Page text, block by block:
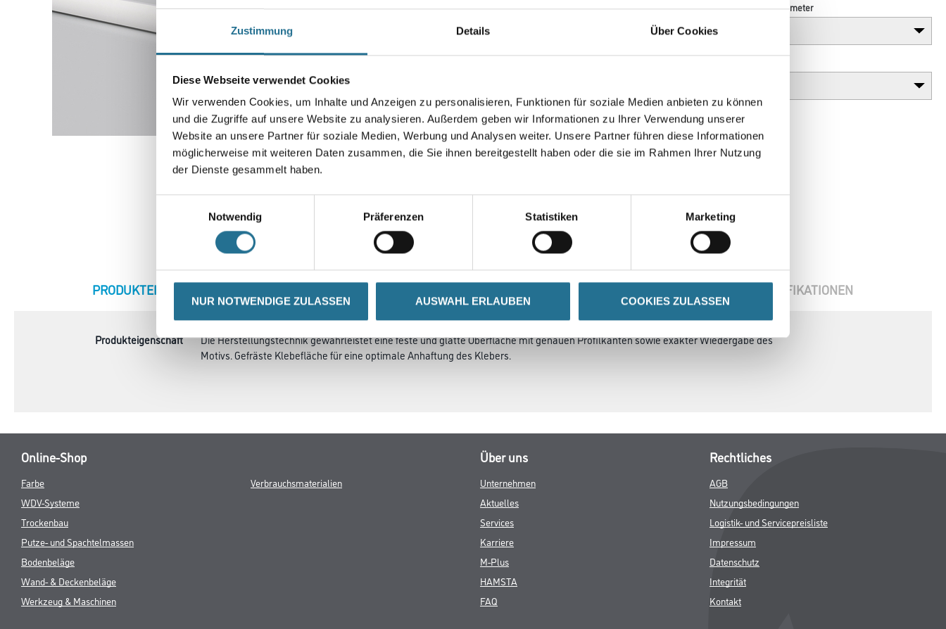
Zustimmung Details Über Cookies
Diese Webseite verwendet Cookies
Wir verwenden Cookies, um Inhalte und Anzeigen zu personalisieren, Funktionen für soziale Medien anbieten zu können
und die Zugriffe auf unsere Website zu analysieren. Außerdem geben wir Informationen zu Ihrer Verwendung unserer
Website an unsere Partner für soziale Medien, Werbung und Analysen weiter. Unsere Partner führen diese Informationen
möglicherweise mit weiteren Daten zusammen, die Sie ihnen bereitgestellt haben oder die sie im Rahmen Ihrer Nutzung
der Dienste gesammelt haben.
Notwendig
Präferenzen Statistiken Marketing
NUR NOTWENDIGE ZULASSEN AUSWAHL ERLAUBEN COOKIES ZULASSEN
Farbtonbezeichnung Länge in centimeter
Umrechnungsfaktoren
CURRENT
PRODUKTEIGENSCHAFTEN ZUSATZINFOS SPEZIFIKATIONEN
Produkteigenschaft
Die Herstellungstechnik gewährleistet eine feste und glatte Oberfläche mit genauen Profilkanten sowie exakter Wiedergabe des
Motivs. Gefräste Klebefläche für eine optimale Anhaftung des Klebers.
Online-Shop
Farbe
WDV-Systeme
Trockenbau
Putze- und Spachtelmassen
Bodenbeläge
Wand- & Deckenbeläge
Werkzeug & Maschinen
Verbrauchsmaterialien
Über uns
Unternehmen
Aktuelles
Services
Karriere
M-Plus
HAMSTA
FAQ
Rechtliches
AGB
Nutzungsbedingungen
Logistik- und Servicepreisliste
Impressum
Datenschutz
Integrität
Kontakt